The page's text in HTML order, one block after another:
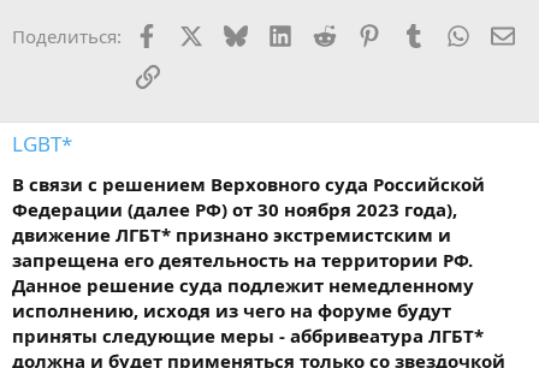
Поделиться: Facebook BlueskyLinkedIn
Reddit PinterestTumblr
Ссылка
LGBT*
В связи с решением Верховного суда Российской
Федерации (далее РФ) от 30 ноября 2023 года),
движение ЛГБТ* признано экстремистским и
запрещена его деятельность на территории РФ.
Данное решение суда подлежит немедленному
исполнению, исходя из чего на форуме будут
приняты следующие меры - аббривеатура ЛГБТ*
должна и будет применяться только со звездочкой